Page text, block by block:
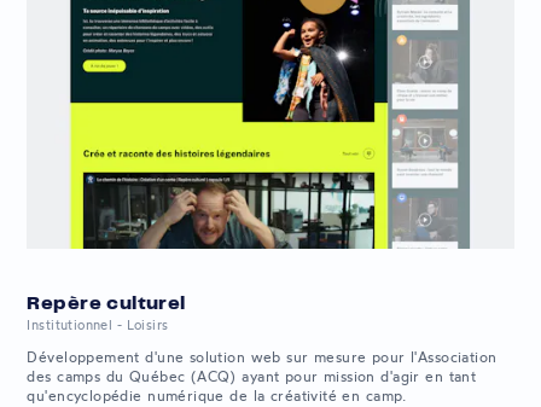
Repère culturel
Institutionnel - Loisirs
Développement d'une solution web sur mesure pour l'Association
des camps du Québec (ACQ) ayant pour mission d'agir en tant
qu'encyclopédie numérique de la créativité en camp.